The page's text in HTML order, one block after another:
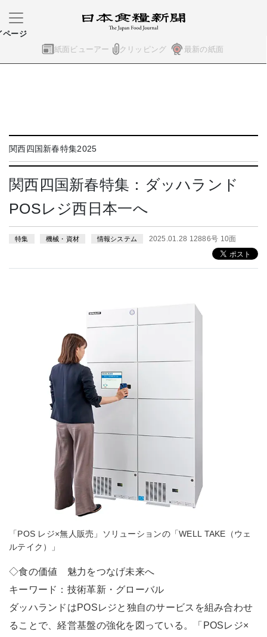
紙面ビューアー クリッピング 最新の紙面
ページ
関西四国新春特集2025
関西四国新春特集：ダッハランド
POSレジ西日本一へ
特集 機械・資材 情報システム 2025.01.28 12886号 10面
「POS レジ×無人販売」ソリューションの「WELL TAKE（ウェ
ルテイク）」
◇食の価値 魅力をつなげ未来へ
キーワード：技術革新・グローバル
ダッハランドはPOSレジと独自のサービスを組み合わせ
ることで、経営基盤の強化を図っている。「POSレジ×